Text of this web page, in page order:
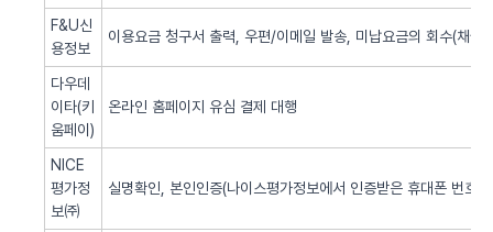
F&U신
용정보
이용요금 청구서 출력, 우편/이메일 발송, 미납요금의 회수(채권
다우데
이타(키
움페이)
온라인 홈페이지 유심 결제 대행
NICE
평가정
보㈜
실명확인, 본인인증(나이스평가정보에서 인증받은 휴대폰 번호